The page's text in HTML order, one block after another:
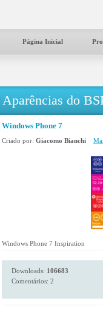
Página Inicial
Aparências do
Windows Phone 7
Criado por: Giacomo Bianchi
Windows Phone 7 Inspiration
Downloads: 106683
Comentários: 2